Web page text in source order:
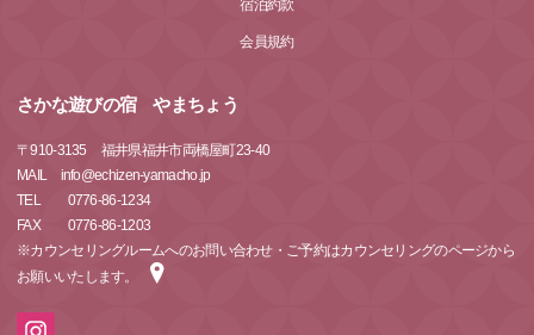
宿泊約款
会員規約
さかな遊びの宿 やまちょう
〒910-3135
福井県福井市両橋屋町23-40
MAIL info@echizen-yamacho.jp
TEL 0776-86-1234
FAX 0776-86-1203
※カウンセリングルームへのお問い合わせ・ご予約はカウンセリングのページから
お願いいたします。